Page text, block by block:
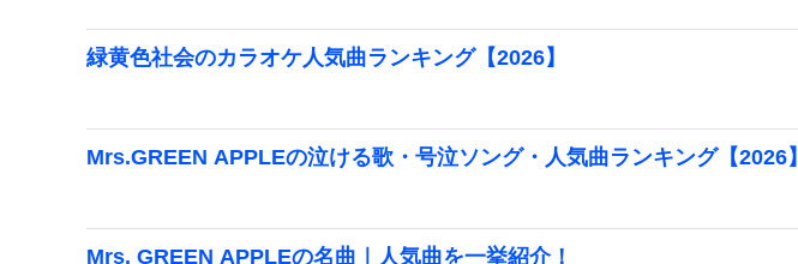
緑黄色社会のカラオケ人気曲ランキング【2026】
Mrs.GREEN APPLEの泣ける歌・号泣ソング・人気曲ランキング【2026】
Mrs. GREEN APPLEの名曲｜人気曲を一挙紹介！